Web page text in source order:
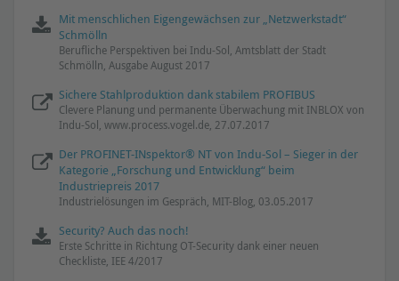
Mit menschlichen Eigengewächsen zur „Netzwerkstadt“
Schmölln
Berufliche Perspektiven bei Indu-Sol, Amtsblatt der Stadt
Schmölln, Ausgabe August 2017
Sichere Stahlproduktion dank stabilem PROFIBUS
Clevere Planung und permanente Überwachung mit INBLOX von
Indu-Sol, www.process.vogel.de, 27.07.2017
Der PROFINET-INspektor® NT von Indu-Sol – Sieger in der
Kategorie „Forschung und Entwicklung“ beim
Industriepreis 2017
Industrielösungen im Gespräch, MIT-Blog, 03.05.2017
Security? Auch das noch!
Erste Schritte in Richtung OT-Security dank einer neuen
Checkliste, IEE 4/2017